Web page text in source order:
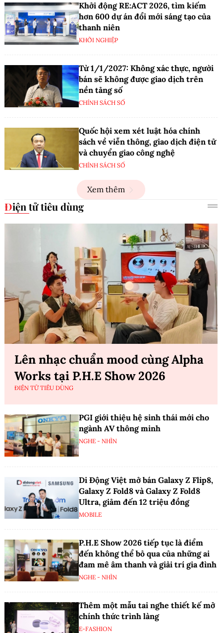
Khởi động RE:ACT 2026, tìm kiếm
hơn 600 dự án đổi mới sáng tạo của
thanh niên
KHỞI NGHIỆP
Từ 1/1/2027: Không xác thực, người
bán sẽ không được giao dịch trên
nền tảng số
CHÍNH SÁCH SỐ
Quốc hội xem xét luật hóa chính
sách về viễn thông, giao dịch điện tử
và chuyển giao công nghệ
CHÍNH SÁCH SỐ
Xem thêm
Điện tử tiêu dùng
Lên nhạc chuẩn mood cùng Alpha
Works tại P.H.E Show 2026
ĐIỆN TỬ TIÊU DÙNG
PGI giới thiệu hệ sinh thái mới cho
ngành AV thông minh
NGHE - NHÌN
Di Động Việt mở bán Galaxy Z Flip8,
Galaxy Z Fold8 và Galaxy Z Fold8
Ultra, giảm đến 12 triệu đồng
MOBILE
P.H.E Show 2026 tiếp tục là điểm
đến không thể bỏ qua của những ai
đam mê âm thanh và giải trí gia đình
NGHE - NHÌN
Thêm một mẫu tai nghe thiết kế mở
chính thức trình làng
E-FASHION